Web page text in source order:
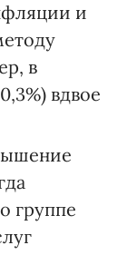
и
в
вдвое
группе